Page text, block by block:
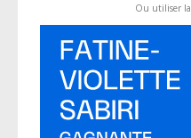
Ou utiliser la